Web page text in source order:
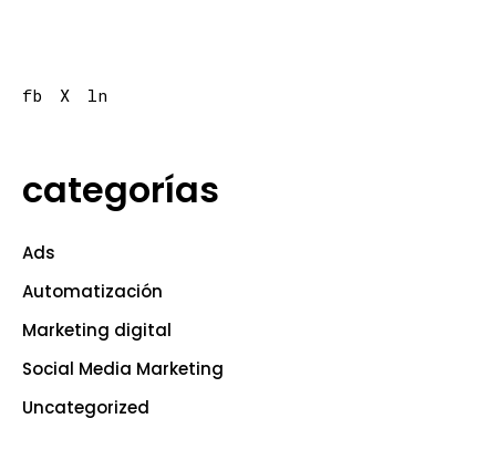
fb X ln
categorías
Ads
Automatización
Marketing digital
Social Media Marketing
Uncategorized